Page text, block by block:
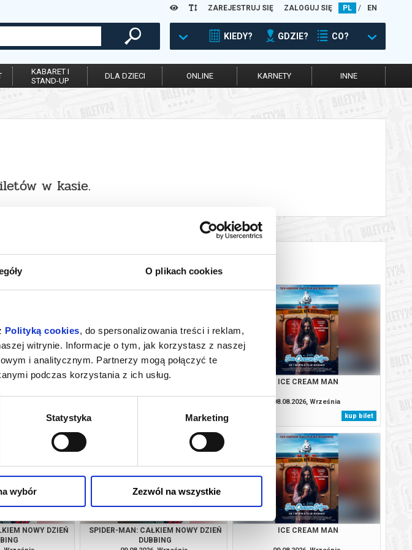
O plikach cookies
Polityką cookies, do spersonalizowania treści i reklam,
witrynie. Informacje o tym, jak korzystasz z naszej
i analitycznym. Partnerzy mogą połączyć te
podczas korzystania z ich usług.
Statystyka Marketing
wybór Zezwól na wszystkie
ZAREJESTRUJ SIĘ ZALOGUJ SIĘ PL / EN
KIEDY? GDZIE? CO?
KABARET I
STAND-UP
DLA DZIECI ONLINE KARNETY INNE
w kasie.
DINOZAURY
kup bilet
SPIDER-MAN: CAŁKIEM NOWY DZIEŃ
kup bilet
ICE CREAM MAN
08.08.2026, Września
kup bilet
NOWY DZIEŃ
SPIDER-MAN: CAŁKIEM NOWY DZIEŃ
DUBBING
ICE CREAM MAN